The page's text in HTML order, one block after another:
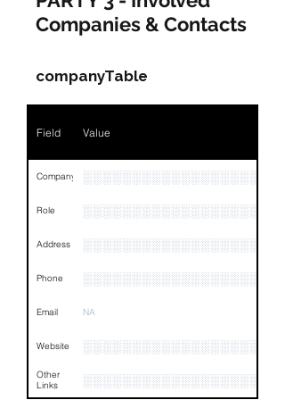
Name
Position
Phone NA
Email
Links NA
Companies & Contacts
companyTable
Field Value
Company
Role ░░░░░░░░░░░░░░░░░░░
Address
Phone
Email NA
Website
Other
Links